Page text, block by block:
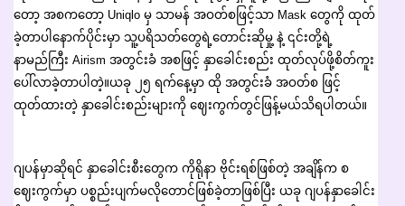
တော့ အစကတော့ Uniqlo မှ သာမန် အဝတ်စဖြင့်သာ Mask တွေကို ထုတ်
ခဲ့တာပါနောက်ပိုင်းမှာ သူ့ပရိသတ်တွေရဲ့တောင်းဆိုမှု့ နဲ့ ၎င်းတို့ရဲ့
နာမည်ကြီး Airism အတွင်းခံ အစဖြင့် နှာခေါင်းစည်း ထုတ်လုပ်ဖို့စိတ်ကူး
ပေါ်လာခဲ့တာပါတဲ့။ယခု ၂၅ ရက်နေ့မှာ ထို အတွင်းခံ အဝတ်စ ဖြင့်
ထုတ်ထားတဲ့ နှာခေါင်းစည်းများကို ဈေးကွက်တွင်ဖြန့်မယ်သိရပါတယ်။
ဂျပန်မှာဆိုရင် နှာခေါင်းစီးတွေက ကိုရိုနာ ဗိုင်းရစ်ဖြစ်တဲ့ အချိန်က စ
ဈေးကွက်မှာ ပစ္စည်းပျက်မလိုတောင်ဖြစ်ခဲ့တာဖြစ်ပြီး ယခု ဂျပန်နှာခေါင်း